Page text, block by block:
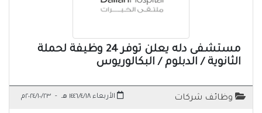
مستشفى دله يعلن توفر 24 وظيفة لحملة
الثانوية / الدبلوم / البكالوريوس
وظائف شركات الأربعاء ١٤٤٦/٤/١٨ هـ - ٢٠٢٤/١٠/٢٣م